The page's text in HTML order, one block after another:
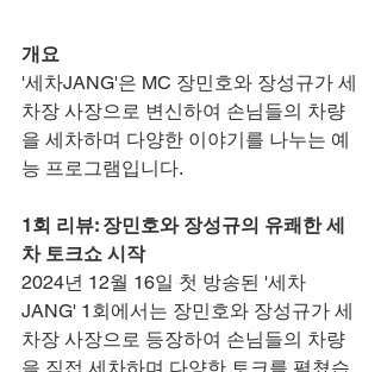
개요
'세차JANG'은 MC 장민호와 장성규가 세
차장 사장으로 변신하여 손님들의 차량
을 세차하며 다양한 이야기를 나누는 예
능 프로그램입니다.
1회 리뷰: 장민호와 장성규의 유쾌한 세
차 토크쇼 시작
2024년 12월 16일 첫 방송된 '세차
JANG' 1회에서는 장민호와 장성규가 세
차장 사장으로 등장하여 손님들의 차량